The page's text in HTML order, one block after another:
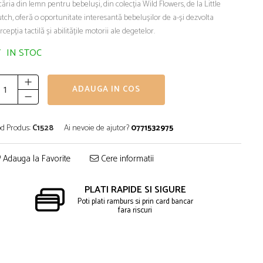
din lemn pentru bebeluși, din colecția Wild Flowers, de la Little
oferă o oportunitate interesantă bebelușilor de a-și dezvolta
tactilă și abilitățile motorii ale degetelor.
IN STOC
ADAUGA IN COS
Produs:C1528 Ai nevoie de ajutor?0771532975
Adauga la Favorite Cere informatii
PLATI RAPIDE SI SIGURE
Poti plati ramburs si prin card bancar
fara riscuri